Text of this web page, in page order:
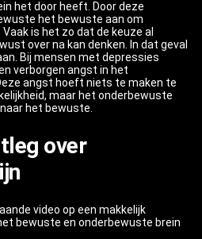
het door heeft. Door deze
het bewuste aan om
is het zo dat de keuze al
over na kan denken. In dat geval
Bij mensen met depressies
verborgen angst in het
angst hoeft niets te maken te
maar het onderbewuste
het bewuste.
over
video op een makkelijk
bewuste en onderbewuste brein